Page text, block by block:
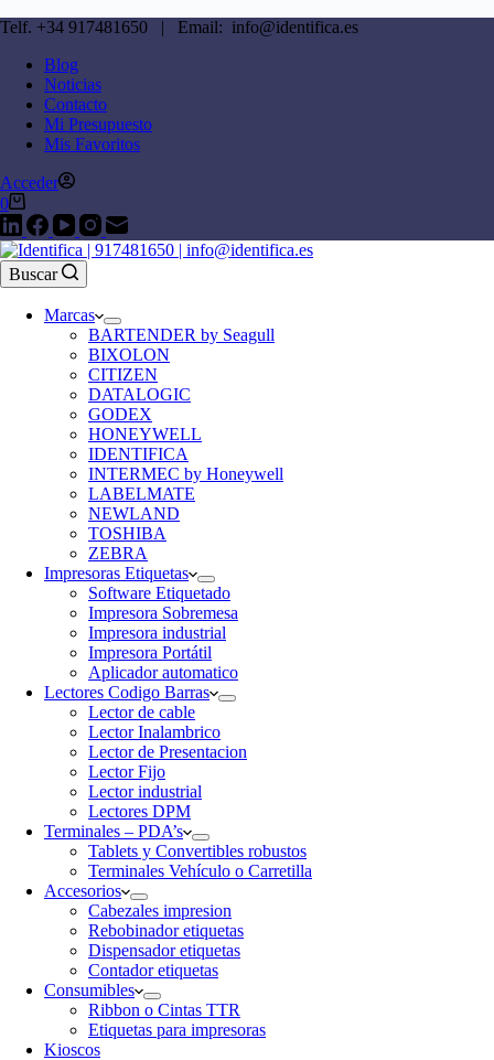
Telf. +34 917481650 | Email: info@identifica.es
Blog
Noticias
Contacto
Mi Presupuesto
Mis Favoritos
Acceder
0
Buscar
Marcas
BARTENDER by Seagull
BIXOLON
CITIZEN
DATALOGIC
GODEX
HONEYWELL
IDENTIFICA
INTERMEC by Honeywell
LABELMATE
NEWLAND
TOSHIBA
ZEBRA
Impresoras Etiquetas
Software Etiquetado
Impresora Sobremesa
Impresora industrial
Impresora Portátil
Aplicador automatico
Lectores Codigo Barras
Lector de cable
Lector Inalambrico
Lector de Presentacion
Lector Fijo
Lector industrial
Lectores DPM
Terminales – PDA’s
Tablets y Convertibles robustos
Terminales Vehículo o Carretilla
Accesorios
Cabezales impresion
Rebobinador etiquetas
Dispensador etiquetas
Contador etiquetas
Consumibles
Ribbon o Cintas TTR
Etiquetas para impresoras
Kioscos